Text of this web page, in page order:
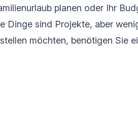
planen oder Ihr
Dinge sind Projekte, aber
möchten, benötigen Sie